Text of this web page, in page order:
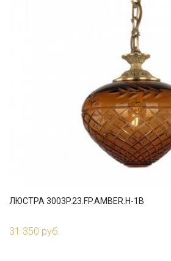
ЛЮСТРА 3003P.23.FP.AMBER.H-1B
31 350 руб.